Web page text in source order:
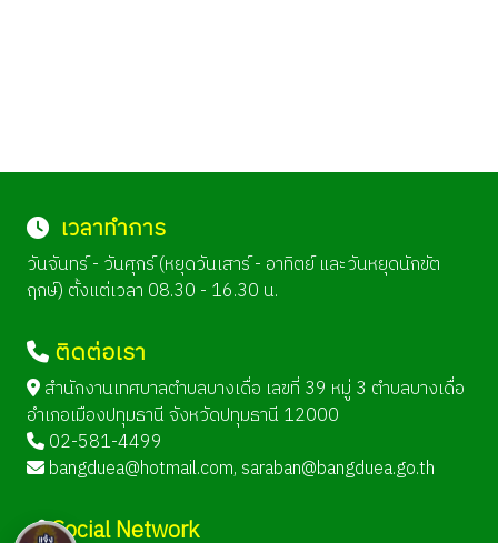
เวลาทำการ
วันจันทร์ - วันศุกร์ (หยุดวันเสาร์ - อาทิตย์ และวันหยุดนักขัต
ฤกษ์) ตั้งแต่เวลา 08.30 - 16.30 น.
ติดต่อเรา
สำนักงานเทศบาลตำบลบางเดื่อ เลขที่ 39 หมู่ 3 ตำบลบางเดื่อ
อำเภอเมืองปทุมธานี จังหวัดปทุมธานี 12000
02-581-4499
bangduea@hotmail.com, saraban@bangduea.go.th
Social Network